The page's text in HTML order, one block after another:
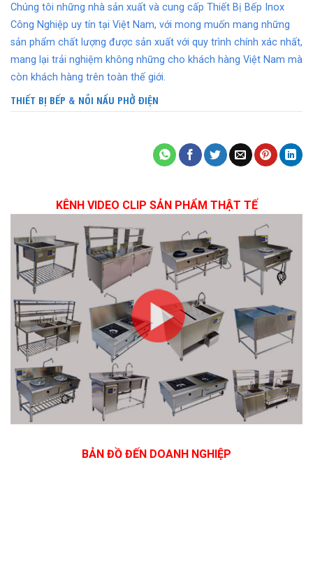
Chúng tôi những nhà sản xuất và cung cấp Thiết Bị Bếp Inox
Công Nghiệp uy tín tại Việt Nam, với mong muốn mang những
sản phẩm chất lượng được sản xuất với quy trình chính xác nhất,
mang lại trải nghiệm không những cho khách hàng Việt Nam mà
còn khách hàng trên toàn thế giới.
THIẾT BỊ BẾP & NỒI NẤU PHỞ ĐIỆN
KÊNH VIDEO CLIP SẢN PHẨM THẬT TẾ
BẢN ĐỒ ĐẾN DOANH NGHIỆP